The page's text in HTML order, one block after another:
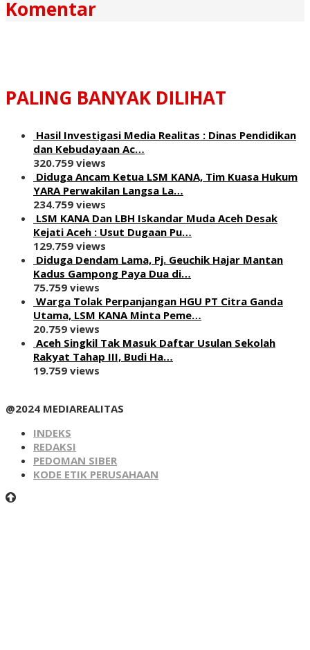
Komentar
PALING BANYAK DILIHAT
Hasil Investigasi Media Realitas : ‎Dinas Pendidikan
dan Kebudayaan Ac…
320.759 views
Diduga Ancam Ketua LSM KANA, Tim Kuasa Hukum
YARA Perwakilan Langsa La…
234.759 views
LSM KANA Dan LBH Iskandar Muda Aceh Desak
Kejati Aceh : Usut Dugaan Pu…
129.759 views
Diduga Dendam Lama, Pj. Geuchik Hajar Mantan
Kadus Gampong Paya Dua di…
75.759 views
Warga Tolak Perpanjangan HGU PT Citra Ganda
Utama, LSM KANA Minta Peme…
20.759 views
Aceh Singkil Tak Masuk Daftar Usulan Sekolah
Rakyat Tahap III, Budi Ha…
19.759 views
@2024 MEDIAREALITAS
INDEKS
REDAKSI
PEDOMAN SIBER
KODE ETIK PERUSAHAAN